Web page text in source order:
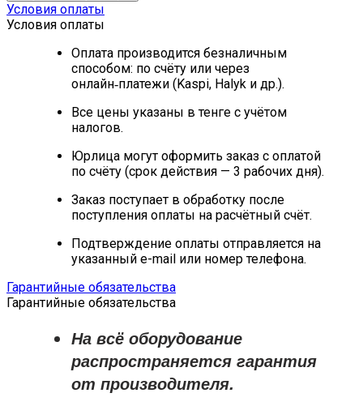
Условия оплаты
Условия оплаты
Оплата производится безналичным
способом: по счёту или через
онлайн‑платежи (Kaspi, Halyk и др.).
Все цены указаны в тенге с учётом
налогов.
Юрлица могут оформить заказ с оплатой
по счёту (срок действия — 3 рабочих дня).
Заказ поступает в обработку после
поступления оплаты на расчётный счёт.
Подтверждение оплаты отправляется на
указанный e-mail или номер телефона.
Гарантийные обязательства
Гарантийные обязательства
На всё оборудование
распространяется гарантия
от производителя.